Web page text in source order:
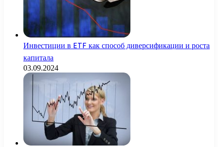
Инвестиции в ETF как способ диверсификации и роста
капитала
03.09.2024